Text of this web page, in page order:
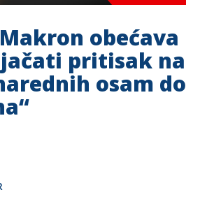
obećava
pritisak na
osam do